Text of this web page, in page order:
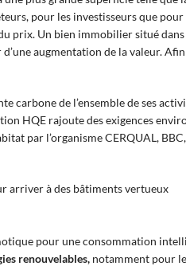
pour les investisseurs que
prix. Un bien immobilier situé
augmentation de la valeur.
carbone de l’ensemble de ses
HQE rajoute des exigences
par l’organisme CERQUAL,
arriver à des bâtiments vertueux
pour une consommation
renouvelables, notamment pour